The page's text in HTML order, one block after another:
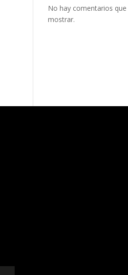
No hay comentarios que
mostrar.